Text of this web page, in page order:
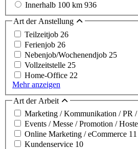
Innerhalb 100 km 936
Art der Anstellung
Teilzeitjob 26
Ferienjob 26
Nebenjob/Wochenendjob 25
Vollzeitstelle 25
Home-Office 22
Mehr anzeigen
Art der Arbeit
Marketing / Kommunikation / PR
Events / Messe / Promotion /
Online Marketing / eCommerce 11
Kundenservice 10